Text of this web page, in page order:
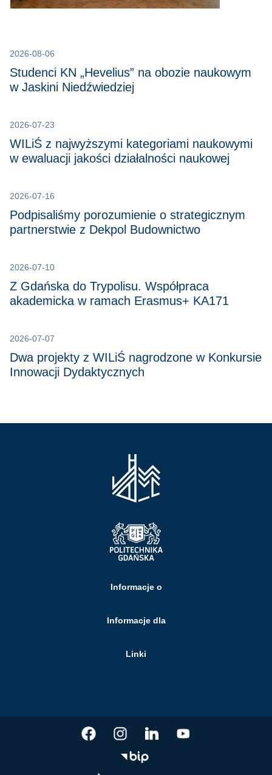
2026-08-06
Studenci KN „Hevelius” na obozie naukowym
w Jaskini Niedźwiedziej
2026-07-23
WILiŚ z najwyższymi kategoriami naukowymi
w ewaluacji jakości działalności naukowej
2026-07-16
Podpisaliśmy porozumienie o strategicznym
partnerstwie z Dekpol Budownictwo
2026-07-10
Z Gdańska do Trypolisu. Współpraca
akademicka w ramach Erasmus+ KA171
2026-07-07
Dwa projekty z WILiŚ nagrodzone w Konkursie
Innowacji Dydaktycznych
Informacje o
Informacje dla
Linki